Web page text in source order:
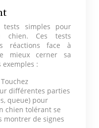
tests simples pour
chien. Ces tests
réactions face à
mieux cerner sa
:
Touchez
différentes parties
queue) pour
chien tolérant se
montrer de signes